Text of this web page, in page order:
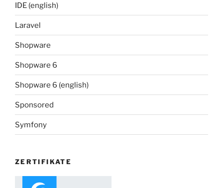
IDE (english)
Laravel
Shopware
Shopware 6
Shopware 6 (english)
Sponsored
Symfony
ZERTIFIKATE